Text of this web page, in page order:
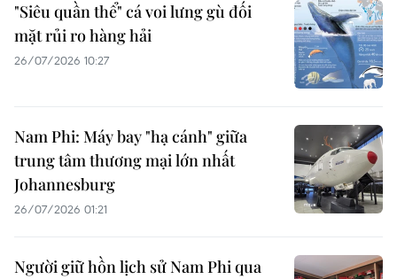
"Siêu quần thể" cá voi lưng gù đối
mặt rủi ro hàng hải
26/07/2026 10:27
Nam Phi: Máy bay "hạ cánh" giữa
trung tâm thương mại lớn nhất
Johannesburg
26/07/2026 01:21
Người giữ hồn lịch sử Nam Phi qua